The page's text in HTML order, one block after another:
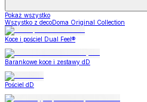
Pokaż wszystko
Wszystko z decoDoma Original Collection
Koce i pościel Dual Feel®
Barankowe koce i zestawy dD
Pościel dD